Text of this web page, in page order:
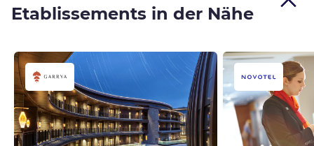
Etablissements in der Nähe